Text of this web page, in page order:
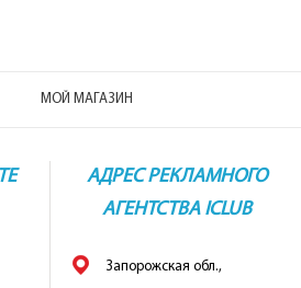
МОЙ МАГАЗИН
АДРЕС РЕКЛАМНОГО
АГЕНТСТВА ICLUB
Запорожская обл.,